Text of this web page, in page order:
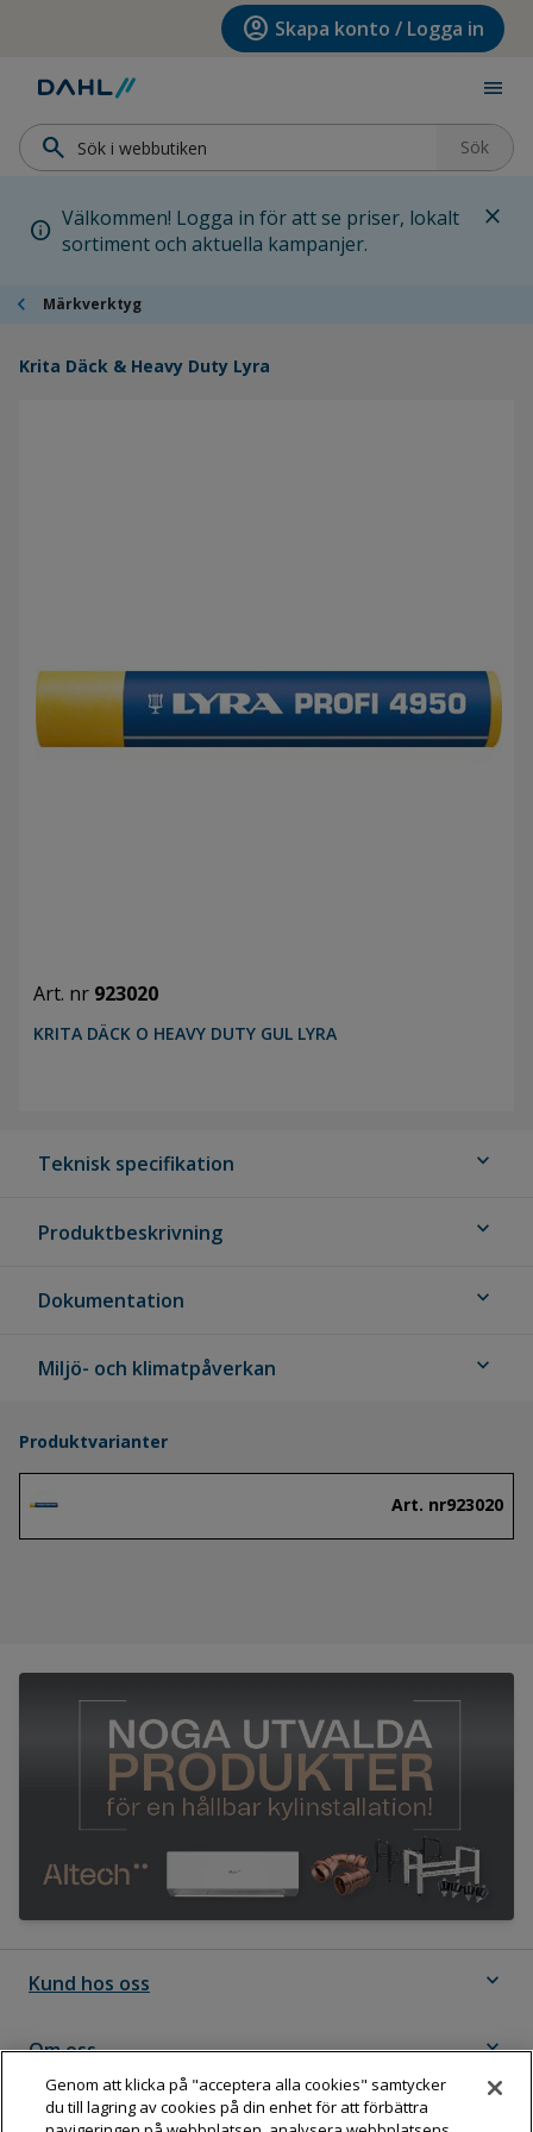
Hoppa till huvudinnehållet account_circle Skapa konto / Logga in
menu
search Sök
info Välkommen! Logga in för att se priser, lokalt
sortiment och aktuella kampanjer.
close
chevron_left Märkverktyg
Krita Däck & Heavy Duty Lyra
Art. nr 923020
KRITA DÄCK O HEAVY DUTY GUL LYRA
Teknisk specifikation expand_more
Produktbeskrivning expand_more
Dokumentation expand_more
Miljö- och klimatpåverkan expand_more
Produktvarianter
Art. nr923020
Kund hos oss expand_more
Om oss expand_more
Följ Dahl
Genom att klicka på "acceptera alla cookies" samtycker
du till lagring av cookies på din enhet för att förbättra